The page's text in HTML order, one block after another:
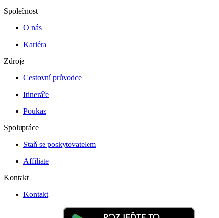
Společnost
O nás
Kariéra
Zdroje
Cestovní průvodce
Itineráře
Poukaz
Spolupráce
Staň se poskytovatelem
Affiliate
Kontakt
Kontakt